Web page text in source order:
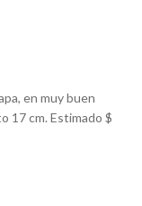
en muy buen
17 cm. Estimado $